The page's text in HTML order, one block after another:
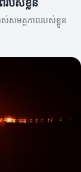
ស់សមត្ថភាពរបស់ខ្លួន